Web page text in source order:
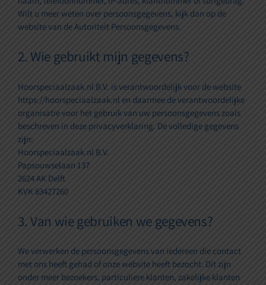
Wilt u meer weten over persoonsgegevens, kijk dan op de
website van de Autoriteit Persoonsgegevens.
2. Wie gebruikt mijn gegevens?
Hoorspeciaalzaak.nl B.V. is verantwoordelijk voor de website
https://hoorspeciaalzaak.nl en daarmee de verantwoordelijke
organisatie voor het gebruik van uw persoonsgegevens zoals
beschreven in deze privacyverklaring. De volledige gegevens
zijn:
Hoorspeciaalzaak.nl B.V.
Papsouwselaan 137
2624 AK Delft
KVK 83427260
3. Van wie gebruiken we gegevens?
We verwerken de persoonsgegevens van iedereen die contact
met ons heeft gehad of onze website heeft bezocht. Dit zijn
onder meer bezoekers, particuliere klanten, zakelijke klanten